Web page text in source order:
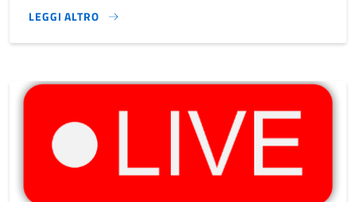
LEGGI ALTRO
ATTIVITÀ DEL COMUNE}